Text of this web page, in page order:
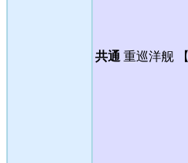
共通 重巡洋舰 【